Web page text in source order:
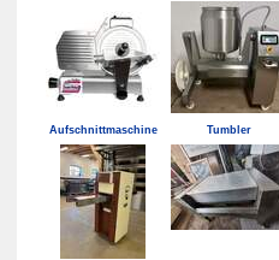
Aufschnittmaschine Tumbler